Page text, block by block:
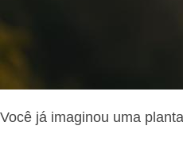
Você já imaginou uma